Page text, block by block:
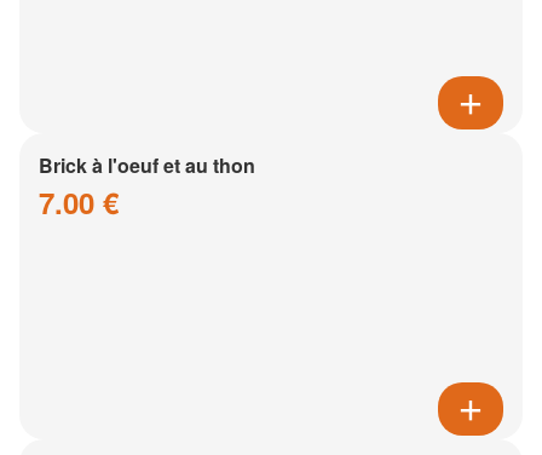
Brick à l'oeuf et au thon
7.00 €